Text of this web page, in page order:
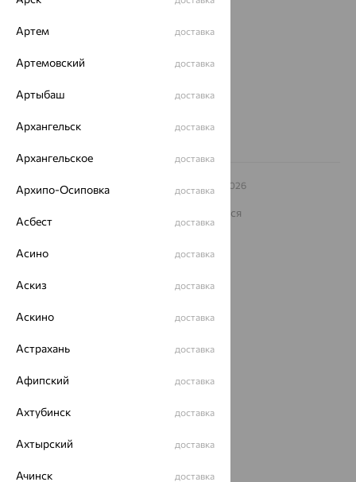
Магазины и доставка г. Липецк
еще 3
Другие города
Заказать звонок
© ООО «Ювелирный дом «Кристалл»,
– 2026
Архив акций
Архив изделий Карта сайта
На информационном ресурсе применяются
рекомендательные технологии
ОГРН 1044800168379
Политика конфеденциальности
Разработка сайта —
Артем доставка
Артемовский доставка
Артыбаш доставка
Архангельск доставка
Архангельское доставка
Архипо-Осиповка доставка
Асбест доставка
Асино доставка
Аскиз доставка
Аскино доставка
Астрахань доставка
Афипский доставка
Ахтубинск доставка
Ахтырский доставка
Ачинск доставка